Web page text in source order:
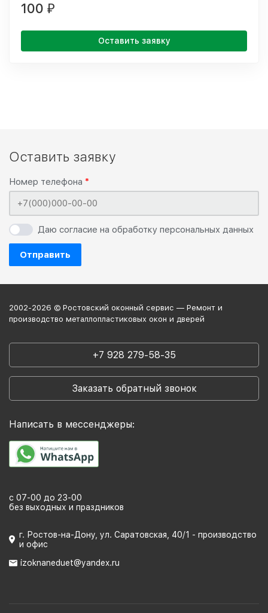
100 ₽
Оставить заявку
Оставить заявку
Номер телефона
Даю согласие на обработку персональных данных
Отправить
2002-2026 © Ростовский оконный сервис — Ремонт и
производство металлопластиковых окон и дверей
+7 928 279-58-35
Заказать обратный звонок
Написать в мессенджеры:
с 07-00 до 23-00
без выходных и праздников
г. Ростов-на-Дону, ул. Саратовская, 40/1 - производство
и офис
izoknaneduet@yandex.ru